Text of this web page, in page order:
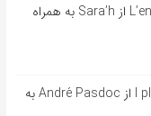
آهنگ فرانسوی L’encre de tes yeux از Sara’h به همراه
آهنگ فرانسوی l pleut sur la route از André Pasdoc به